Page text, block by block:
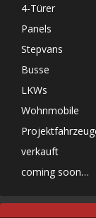
4-Türer
Panels
Stepvans
Busse
LKWs
Wohnmobile
verkauft
coming soon…